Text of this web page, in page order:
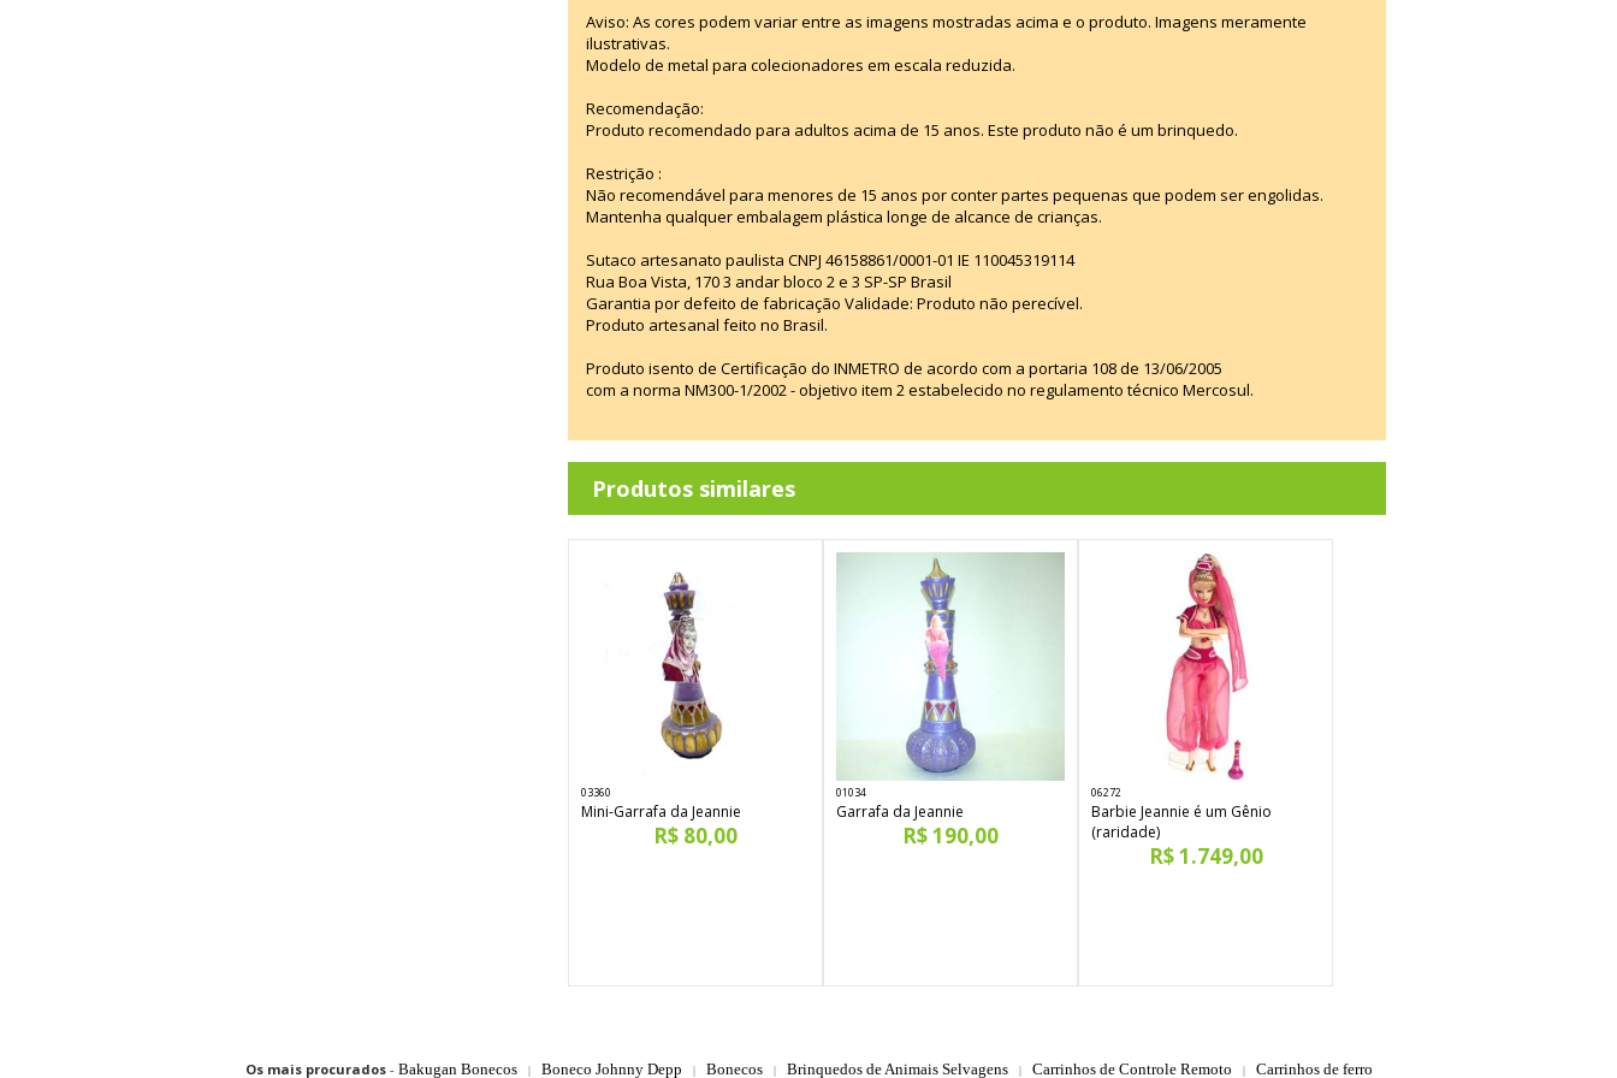
Aviso: As cores podem variar entre as imagens mostradas acima e o produto. Imagens meramente
ilustrativas.
Modelo de metal para colecionadores em escala reduzida.
Recomendação:
Produto recomendado para adultos acima de 15 anos. Este produto não é um brinquedo.
Restrição :
Não recomendável para menores de 15 anos por conter partes pequenas que podem ser engolidas.
Mantenha qualquer embalagem plástica longe de alcance de crianças.
Sutaco artesanato paulista CNPJ 46158861/0001-01 IE 110045319114
Rua Boa Vista, 170 3 andar bloco 2 e 3 SP-SP Brasil
Garantia por defeito de fabricação Validade: Produto não perecível.
Produto artesanal feito no Brasil.
Produto isento de Certificação do INMETRO de acordo com a portaria 108 de 13/06/2005
com a norma NM300-1/2002 - objetivo item 2 estabelecido no regulamento técnico Mercosul.
Produtos similares
03360
Mini-Garrafa da Jeannie
R$ 80,00
01034
Garrafa da Jeannie
R$ 190,00
06272
Barbie Jeannie é um Gênio
(raridade)
R$ 1.749,00
Os mais procurados- Bakugan Bonecos | Boneco Johnny Depp | Bonecos | Brinquedos de Animais Selvagens | Carrinhos de Controle Remoto | Carrinhos de ferro